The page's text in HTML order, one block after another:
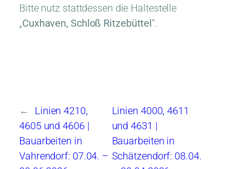
Bitte nutz stattdessen die Haltestelle
„Cuxhaven, Schloß Ritzebüttel“.
←
Linien 4210,
4605 und 4606 |
Bauarbeiten in
Vahrendorf: 07.04. –
Linien 4000, 4611
und 4631 |
Bauarbeiten in
Schätzendorf: 08.04.